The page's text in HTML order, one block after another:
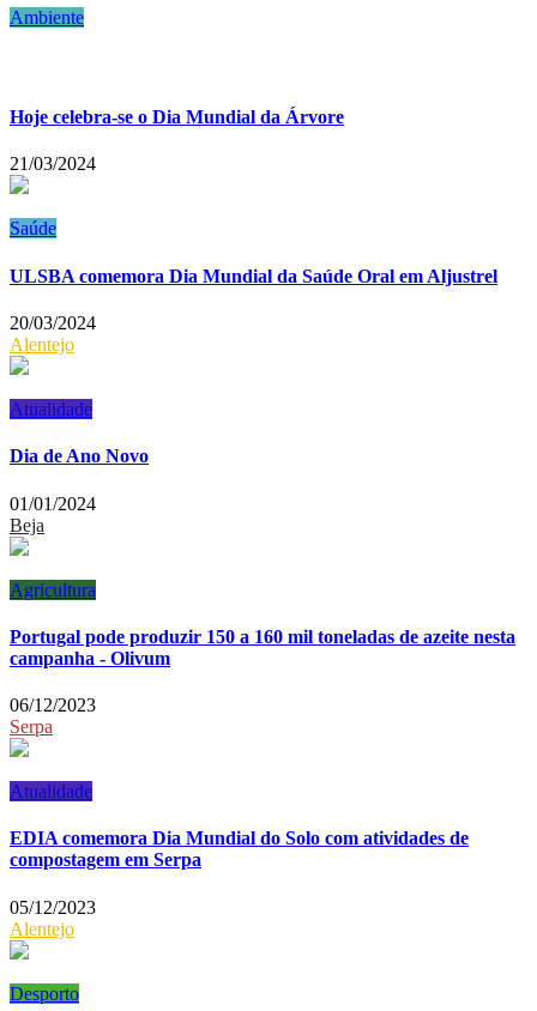
Ambiente
Hoje celebra-se o Dia Mundial da Árvore
21/03/2024
Saúde
ULSBA comemora Dia Mundial da Saúde Oral em Aljustrel
20/03/2024
Alentejo
Atualidade
Dia de Ano Novo
01/01/2024
Beja
Agricultura
Portugal pode produzir 150 a 160 mil toneladas de azeite nesta
campanha - Olivum
06/12/2023
Serpa
Atualidade
EDIA comemora Dia Mundial do Solo com atividades de
compostagem em Serpa
05/12/2023
Alentejo
Desporto